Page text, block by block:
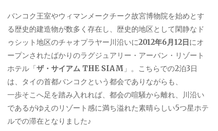
バンコク王室やウィマンメークチーク故宮博物院を始めとす
る歴史的建造物が数多く存在し、歴史的地区として閑静なド
ゥシット地区のチャオプラヤー川沿いに2012年6月12日にオ
ープンされたばかりのラグジュアリー・アーバン・リゾート
ホテル「ザ・サイアム THE SIAM 」。こちらでの2泊3日
は、タイの首都バンコクという都会でありながらも、
一歩そこへ足を踏み入れれば、都会の喧騒から離れ、川沿い
であるがゆえのリゾート感に満ち溢れた素晴らしい5つ星ホテ
ルでの滞在となりました♪